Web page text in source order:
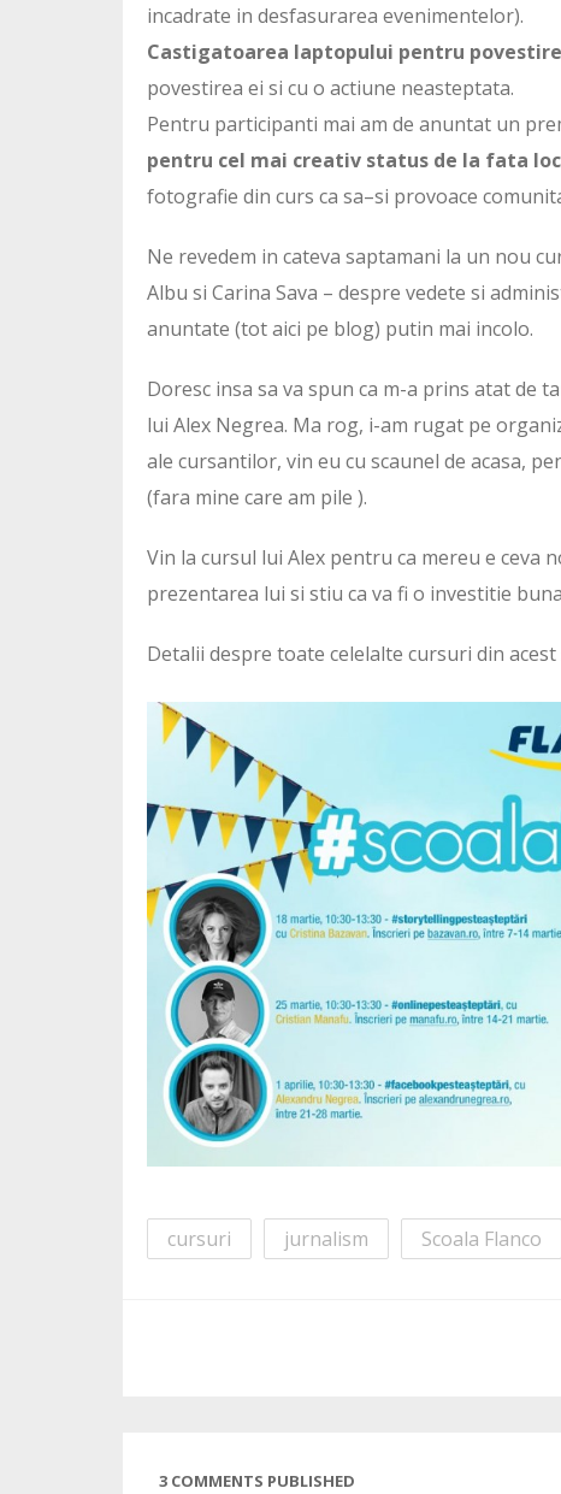
incadrate in desfasurarea evenimentelor).
Castigatoarea laptopului pentru
povestirea ei si cu o actiune neasteptata.
Pentru participanti mai am de anuntat un
pentru cel mai creativ status de la fata
fotografie din curs ca sa–si provoace
Ne revedem in cateva saptamani la un nou
Albu si Carina Sava – despre vedete si
anuntate (tot aici pe blog) putin mai incolo.
Doresc insa sa va spun ca m-a prins atat de
lui Alex Negrea. Ma rog, i-am rugat pe
ale cursantilor, vin eu cu scaunel de acasa,
(fara mine care am pile ).
Vin la cursul lui Alex pentru ca mereu e ceva
prezentarea lui si stiu ca va fi o investitie
Detalii despre toate celelalte cursuri din
cursuri jurnalism Scoala Flanco
3 COMMENTS PUBLISHED